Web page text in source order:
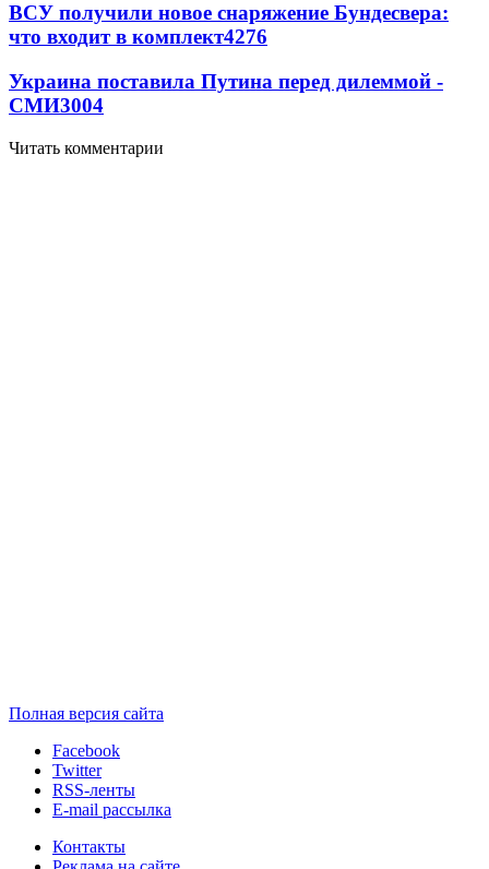
ВСУ получили новое снаряжение Бундесвера:
что входит в комплект4276
Украина поставила Путина перед дилеммой -
СМИ3004
Читать комментарии
Полная версия сайта
Facebook
Twitter
RSS-ленты
E-mail рассылка
Контакты